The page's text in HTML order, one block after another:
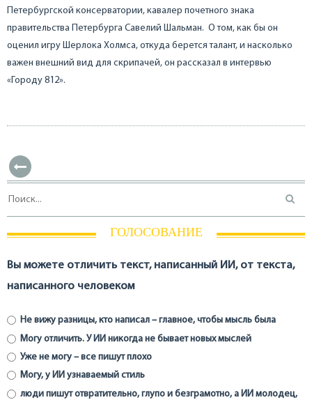
Петербургской консерватории, кавалер почетного знака
правительства Петербурга Савелий Шальман. О том, как бы он
оценил игру Шерлока Холмса, откуда берется талант, и насколько
важен внешний вид для скрипачей, он рассказал в интервью
«Городу 812».
ГОЛОСОВАНИЕ
Вы можете отличить текст, написанный ИИ, от текста,
написанного человеком
Не вижу разницы, кто написал – главное, чтобы мысль была
Могу отличить. У ИИ никогда не бывает новых мыслей
Уже не могу – все пишут плохо
Могу, у ИИ узнаваемый стиль
люди пишут отвратительно, глупо и безграмотно, а ИИ молодец,